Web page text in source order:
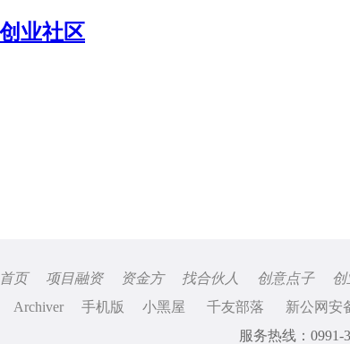
首页 项目融资 资金方 找合伙人 创意点子
Archiver
手机版 小黑屋 千友部落
新公网安
服务热线：0991-